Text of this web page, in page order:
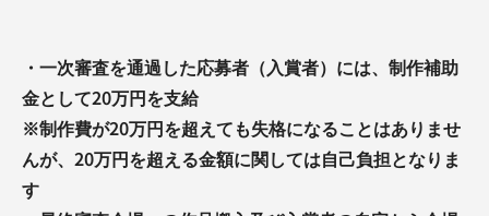
・一次審査を通過した応募者（入賞者）には、制作補助
金として20万円を支給
※制作費が20万円を超えても失格になることはありませ
んが、20万円を超える金額に関しては自己負担となりま
す